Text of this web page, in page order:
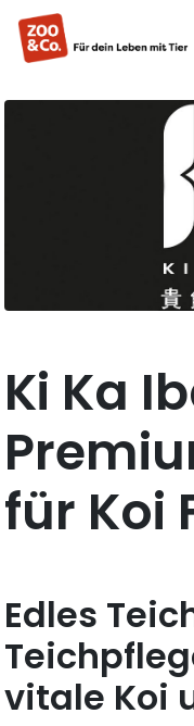
Ki Ka
für Koi
Edles
vitale Koi